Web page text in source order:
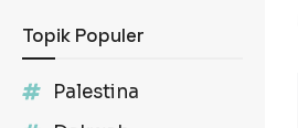
Topik Populer
Palestina